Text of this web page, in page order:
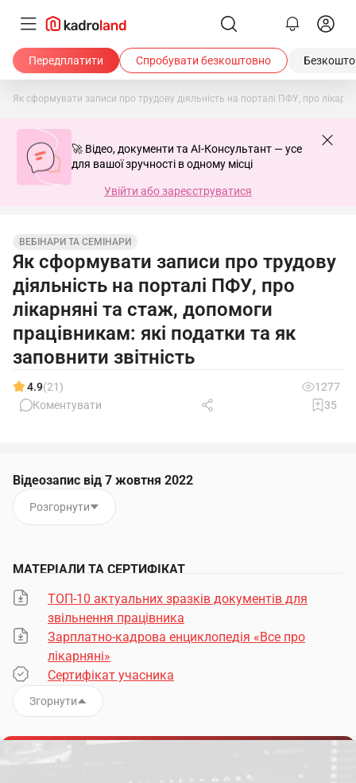
Передплатити Спробувати безкоштовно
Як сформувати записи про трудову діяльність на порталі ПФУ, про
🚀 Відео, документи та AI-Консультант — усе
для вашої зручності в одному місці
Увійти або зареєструватися
ВЕБІНАРИ ТА СЕМІНАРИ
Як сформувати записи про трудову
діяльність на порталі ПФУ, про
лікарняні та стаж, допомоги
працівникам: які податки та як
заповнити звітність
4.9(21)
1277
Коментувати
35
Відеозапис від 7 жовтня 2022
Розгорнути
МАТЕРІАЛИ ТА СЕРТИФІКАТ
ТОП-10 актуальних зразків документів для
звільнення працівника
Зарплатно-кадрова енциклопедія «Все про
лікарняні»
Сертифікат учасника
Згорнути